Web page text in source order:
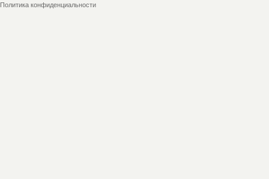
Политика конфиденциальности